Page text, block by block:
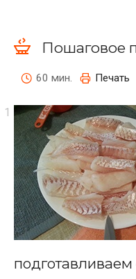
Пошаговое
60 мин. Печать